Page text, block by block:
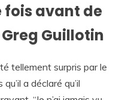
fois avant de
Guillotin
tellement surpris par le
a déclaré qu’il